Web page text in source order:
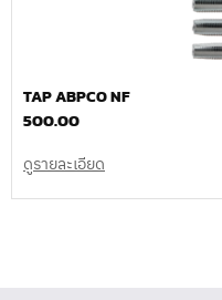
TAP ABPCO NF
500.00
ดูรายละเอียด